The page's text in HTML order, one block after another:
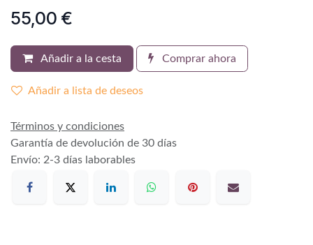
55,00 €
Añadir a la cesta Comprar ahora
Añadir a lista de deseos
Términos y condiciones
Garantía de devolución de 30 días
Envío: 2-3 días laborables